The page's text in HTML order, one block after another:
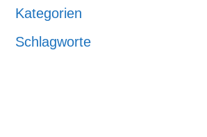
Kategorien
Schlagworte